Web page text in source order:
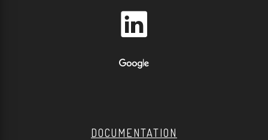
DOCUMENTATION